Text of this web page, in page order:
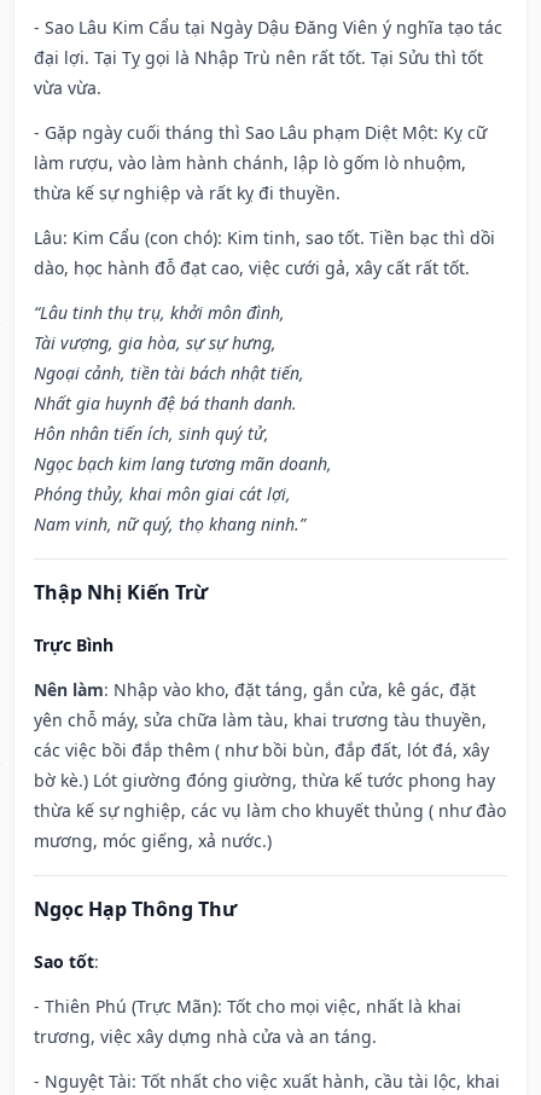
- Sao Lâu Kim Cẩu tại Ngày Dậu Đăng Viên ý nghĩa tạo tác
đại lợi. Tại Tỵ gọi là Nhập Trù nên rất tốt. Tại Sửu thì tốt
vừa vừa.
- Gặp ngày cuối tháng thì Sao Lâu phạm Diệt Một: Kỵ cữ
làm rượu, vào làm hành chánh, lập lò gốm lò nhuộm,
thừa kế sự nghiệp và rất kỵ đi thuyền.
Lâu: Kim Cẩu (con chó): Kim tinh, sao tốt. Tiền bạc thì dồi
dào, học hành đỗ đạt cao, việc cưới gả, xây cất rất tốt.
“Lâu tinh thụ trụ, khởi môn đình,
Tài vượng, gia hòa, sự sự hưng,
Ngoại cảnh, tiền tài bách nhật tiến,
Nhất gia huynh đệ bá thanh danh.
Hôn nhân tiến ích, sinh quý tử,
Ngọc bạch kim lang tương mãn doanh,
Phóng thủy, khai môn giai cát lợi,
Nam vinh, nữ quý, thọ khang ninh.”
Thập Nhị Kiến Trừ
Trực Bình
Nên làm: Nhập vào kho, đặt táng, gắn cửa, kê gác, đặt
yên chỗ máy, sửa chữa làm tàu, khai trương tàu thuyền,
các việc bồi đắp thêm ( như bồi bùn, đắp đất, lót đá, xây
bờ kè.) Lót giường đóng giường, thừa kế tước phong hay
thừa kế sự nghiệp, các vụ làm cho khuyết thủng ( như đào
mương, móc giếng, xả nước.)
Ngọc Hạp Thông Thư
Sao tốt:
- Thiên Phú (Trực Mãn): Tốt cho mọi việc, nhất là khai
trương, việc xây dựng nhà cửa và an táng.
- Nguyệt Tài: Tốt nhất cho việc xuất hành, cầu tài lộc, khai